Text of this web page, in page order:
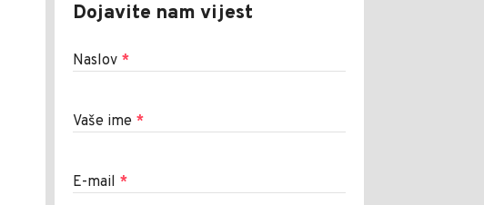
Dojavite nam vijest
Naslov *
Vaše ime *
E-mail *